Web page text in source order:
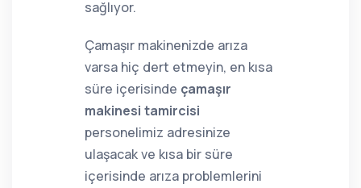
sağlıyor.
Çamaşır makinenizde arıza
varsa hiç dert etmeyin, en kısa
süre içerisinde çamaşır
makinesi tamircisi
personelimiz adresinize
ulaşacak ve kısa bir süre
içerisinde arıza problemlerini